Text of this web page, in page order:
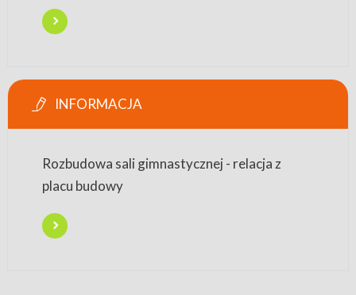
INFORMACJA
Rozbudowa sali gimnastycznej - relacja z
placu budowy